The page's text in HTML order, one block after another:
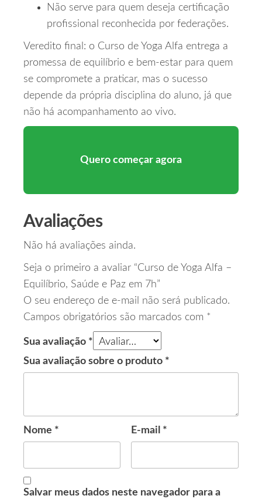
Não serve para quem deseja certificação
profissional reconhecida por federações.
Veredito final: o Curso de Yoga Alfa entrega a
promessa de equilíbrio e bem‑estar para quem
se compromete a praticar, mas o sucesso
depende da própria disciplina do aluno, já que
não há acompanhamento ao vivo.
Quero começar agora
Avaliações
Não há avaliações ainda.
Seja o primeiro a avaliar “Curso de Yoga Alfa –
Equilíbrio, Saúde e Paz em 7h”
O seu endereço de e-mail não será publicado.
Campos obrigatórios são marcados com *
Sua avaliação *
Sua avaliação sobre o produto *
Nome * E-mail *
Salvar meus dados neste navegador para a